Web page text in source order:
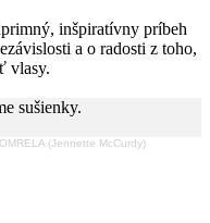
inšpiratívny príbeh
a o radosti z toho,
vlasy.
sušienky.
(Jennette McCurdy)